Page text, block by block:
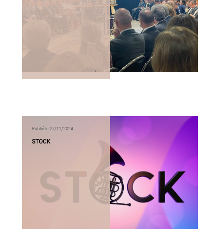
Publié le 27/11/2024
STOCK